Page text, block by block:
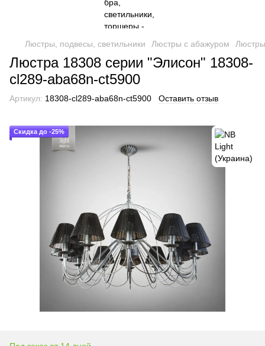
Люстры, подвесы, светильники Люстры с абажуром
Люстра 18308 серии "Элисон" 18308-
cl289-aba68n-ct5900
Артикул: 18308-cl289-aba68n-ct5900 Оставить отзыв
Скидка до -25%